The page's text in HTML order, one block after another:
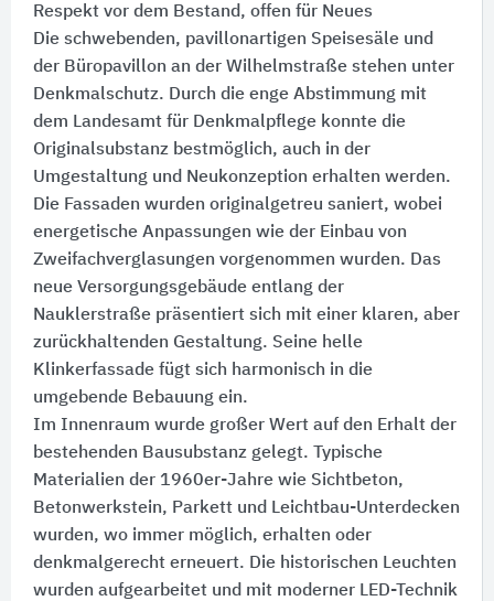
Respekt vor dem Bestand, offen für Neues
Die schwebenden, pavillonartigen Speisesäle und
der Büropavillon an der Wilhelmstraße stehen unter
Denkmalschutz. Durch die enge Abstimmung mit
dem Landesamt für Denkmalpflege konnte die
Originalsubstanz bestmöglich, auch in der
Umgestaltung und Neukonzeption erhalten werden.
Die Fassaden wurden originalgetreu saniert, wobei
energetische Anpassungen wie der Einbau von
Zweifachverglasungen vorgenommen wurden. Das
neue Versorgungsgebäude entlang der
Nauklerstraße präsentiert sich mit einer klaren, aber
zurückhaltenden Gestaltung. Seine helle
Klinkerfassade fügt sich harmonisch in die
umgebende Bebauung ein.
Im Innenraum wurde großer Wert auf den Erhalt der
bestehenden Bausubstanz gelegt. Typische
Materialien der 1960er-Jahre wie Sichtbeton,
Betonwerkstein, Parkett und Leichtbau-Unterdecken
wurden, wo immer möglich, erhalten oder
denkmalgerecht erneuert. Die historischen Leuchten
wurden aufgearbeitet und mit moderner LED-Technik